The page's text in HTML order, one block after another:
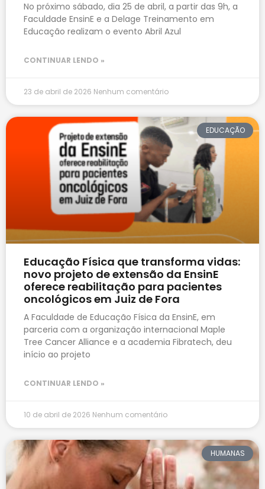
No próximo sábado, dia 25 de abril, a partir das 9h, a
Faculdade EnsinE e a Delage Treinamento em
Educação realizam o evento Abril Azul
CONTINUAR LENDO »
23 de abril de 2026 Nenhum comentário
EDUCAÇÃO
Educação Física que transforma vidas:
novo projeto de extensão da EnsinE
oferece reabilitação para pacientes
oncológicos em Juiz de Fora
A Faculdade de Educação Física da EnsinE, em
parceria com a organização internacional Maple
Tree Cancer Alliance e a academia Fibratech, deu
início ao projeto
CONTINUAR LENDO »
10 de abril de 2026 Nenhum comentário
HUMANAS